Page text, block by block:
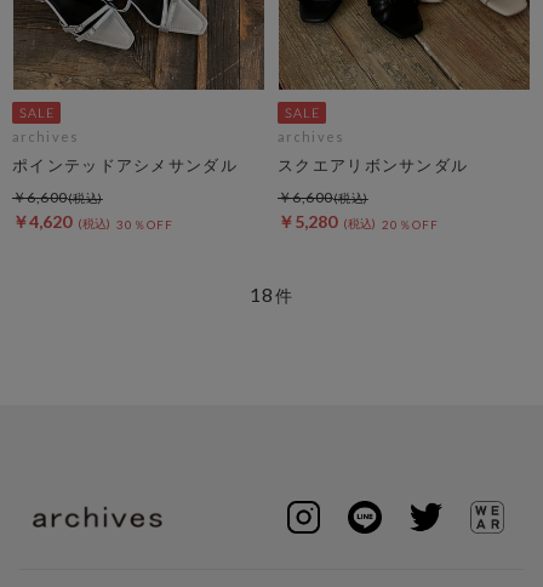
archives
ポインテッドアシメサンダル
￥4,620 30％OFF
￥6,600
archives
スクエアリボンサンダル
￥5,280 20％OFF
￥6,600
18件